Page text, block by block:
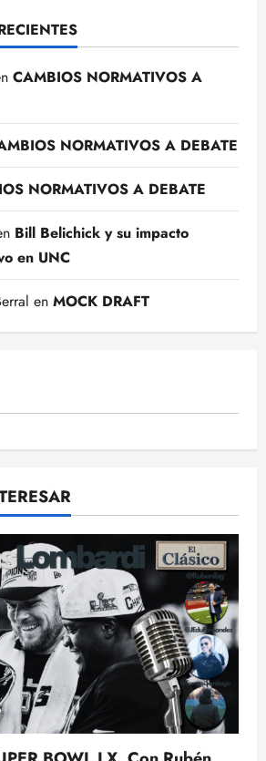
CAMBIOS NORMATIVOS A
NORMATIVOS A DEBATE
NORMATIVOS A DEBATE
Bill Belichick y su impacto
en UNC
en MOCK DRAFT